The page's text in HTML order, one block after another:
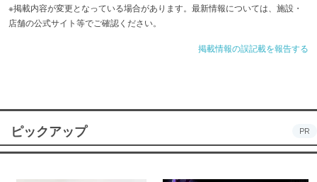
魅力の一つ。高品質なイタリア料理・食材を食べて、買っ
て楽しみながら、イタリアの食文化に触れてみては。
※掲載内容が変更となっている場合があります。最新情報については、施設・
店舗の公式サイト等でご確認ください。
掲載情報の誤記載を報告する
ピックアップ PR